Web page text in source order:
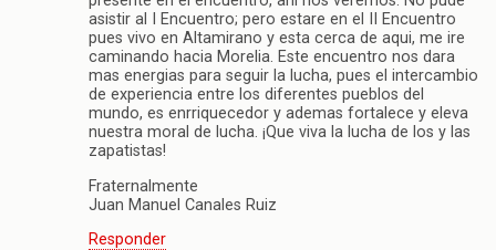
asistir al I Encuentro; pero estare en el II Encuentro
pues vivo en Altamirano y esta cerca de aqui, me ire
caminando hacia Morelia. Este encuentro nos dara
mas energias para seguir la lucha, pues el intercambio
de experiencia entre los diferentes pueblos del
mundo, es enrriquecedor y ademas fortalece y eleva
nuestra moral de lucha. ¡Que viva la lucha de los y las
zapatistas!
Fraternalmente
Juan Manuel Canales Ruiz
Responder